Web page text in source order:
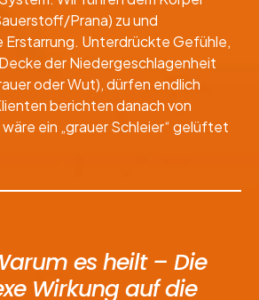
Prana) zu und
Erstarrung. Unterdrückte Gefühle,
der Niedergeschlagenheit
oder Wut), dürfen endlich
berichten danach von
ein „grauer Schleier“ gelüftet
es heilt – Die
Wirkung auf die